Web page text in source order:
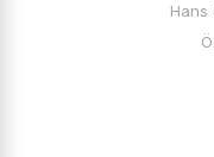
Hans